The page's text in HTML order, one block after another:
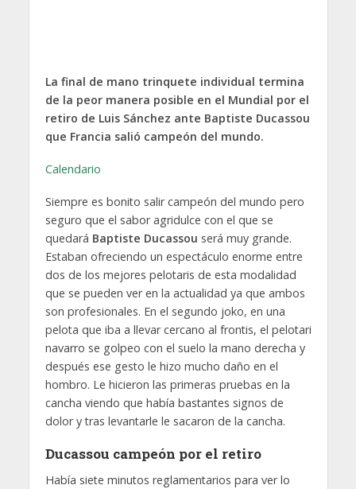
La final de mano trinquete individual termina
de la peor manera posible en el Mundial por el
retiro de Luis Sánchez ante Baptiste Ducassou
que Francia salió campeón del mundo.
Calendario
Siempre es bonito salir campeón del mundo pero
seguro que el sabor agridulce con el que se
quedará Baptiste Ducassou será muy grande.
Estaban ofreciendo un espectáculo enorme entre
dos de los mejores pelotaris de esta modalidad
que se pueden ver en la actualidad ya que ambos
son profesionales. En el segundo joko, en una
pelota que iba a llevar cercano al frontis, el pelotari
navarro se golpeo con el suelo la mano derecha y
después ese gesto le hizo mucho daño en el
hombro. Le hicieron las primeras pruebas en la
cancha viendo que había bastantes signos de
dolor y tras levantarle le sacaron de la cancha.
Ducassou campeón por el retiro
Había siete minutos reglamentarios para ver lo